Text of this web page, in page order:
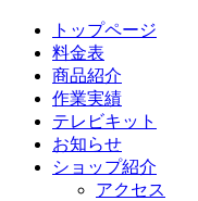
トップページ
料金表
商品紹介
作業実績
テレビキット
お知らせ
ショップ紹介
アクセス